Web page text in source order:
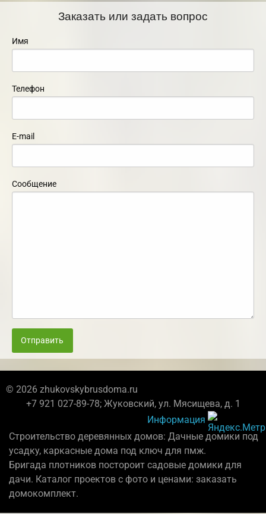
Заказать или задать вопрос
Имя
Телефон
E-mail
Сообщение
Отправить
© 2026 zhukovskybrusdoma.ru
+7 921 027-89-78; Жуковский, ул. Мясищева, д. 1
Информация
Строительство деревянных домов: Дачные домики под
усадку, каркасные дома под ключ для пмж.
Бригада плотников постороит садовые домики для
дачи. Каталог проектов с фото и ценами: заказать
домокомплект.